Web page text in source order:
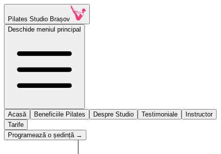
Pilates Studio Brașov
Deschide meniul principal
Acasă Beneficiile Pilates Despre Studio Testimoniale
Instructor
Tarife
Programează o ședință →